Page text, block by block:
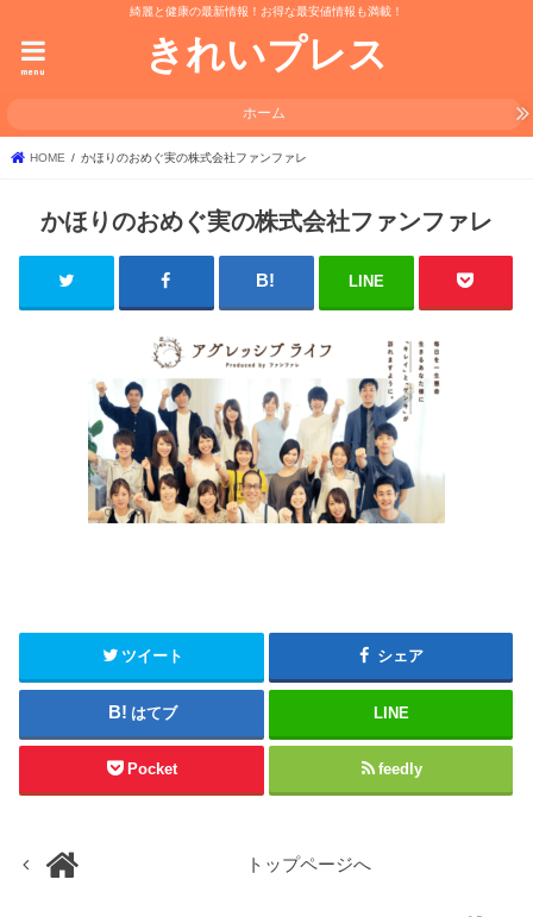
綺麗と健康の最新情報！お得な最安値情報も満載！
きれいプレス
menu
ホーム
HOME かほりのおめぐ実の株式会社ファンファレ
かほりのおめぐ実の株式会社ファンファレ
LINE
ツイート シェア
はてブ LINE
Pocket feedly
トップページへ